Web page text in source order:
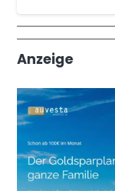
Anzeige